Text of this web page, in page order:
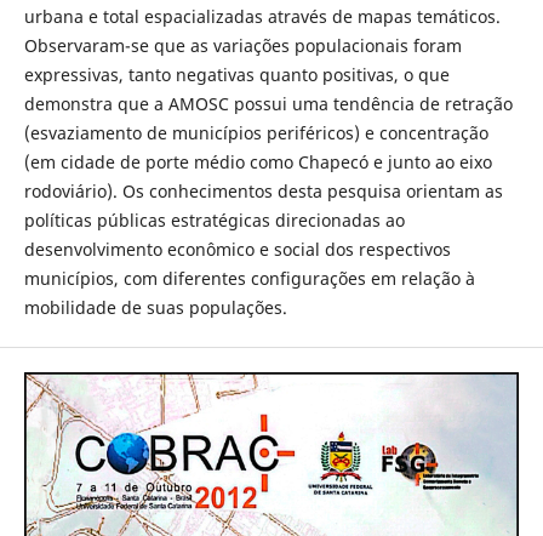
urbana e total espacializadas através de mapas temáticos.
Observaram-se que as variações populacionais foram
expressivas, tanto negativas quanto positivas, o que
demonstra que a AMOSC possui uma tendência de retração
(esvaziamento de municípios periféricos) e concentração
(em cidade de porte médio como Chapecó e junto ao eixo
rodoviário). Os conhecimentos desta pesquisa orientam as
políticas públicas estratégicas direcionadas ao
desenvolvimento econômico e social dos respectivos
municípios, com diferentes configurações em relação à
mobilidade de suas populações.